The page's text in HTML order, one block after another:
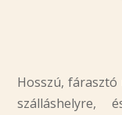
Hosszú,
szálláshelyre,